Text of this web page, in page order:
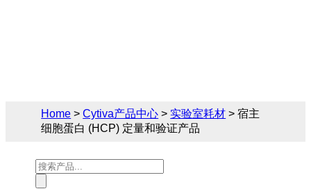
Home >Cytiva产品中心 > 实验室耗材 > 宿主
细胞蛋白 (HCP) 定量和验证产品
Products
search